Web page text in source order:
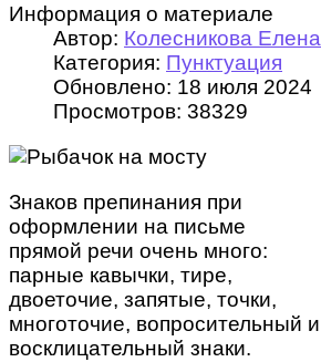
Информация о материале
Автор: Колесникова Елена
Категория: Пунктуация
Обновлено: 18 июля 2024
Просмотров: 38329
Знаков препинания при
оформлении на письме
прямой речи очень много:
парные кавычки, тире,
двоеточие, запятые, точки,
многоточие, вопросительный и
восклицательный знаки.